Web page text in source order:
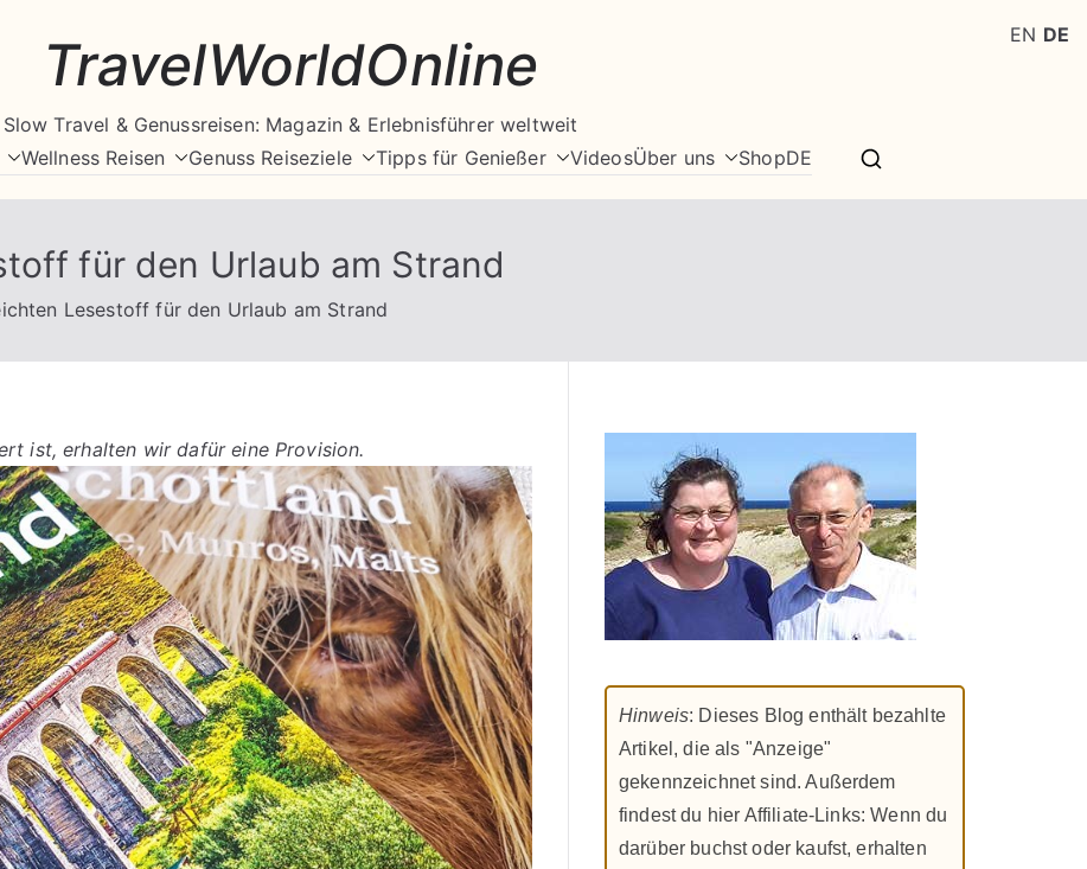
TravelWorldOnline
Slow Travel & Genussreisen: Magazin & Erlebnisführer weltweit
Wellness Reisen Genuss Reiseziele Tipps für Genießer VideosÜber uns ShopDE
für den Urlaub am Strand
Lesestoff für den Urlaub am Strand
ist, erhalten wir dafür eine Provision.
Hinweis: Dieses Blog enthält bezahlte
Artikel, die als "Anzeige"
gekennzeichnet sind. Außerdem
findest du hier Affiliate-Links: Wenn du
darüber buchst oder kaufst, erhalten
EN DE